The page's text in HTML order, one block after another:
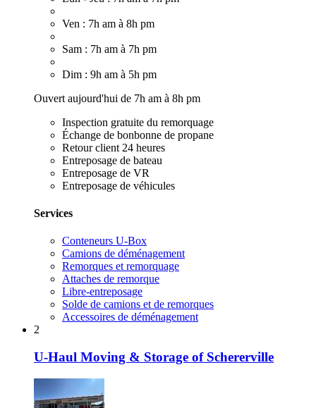
Ven : 7h am à 8h pm
Sam : 7h am à 7h pm
Dim : 9h am à 5h pm
Ouvert aujourd'hui de 7h am à 8h pm
Inspection gratuite du remorquage
Échange de bonbonne de propane
Retour client 24 heures
Entreposage de bateau
Entreposage de VR
Entreposage de véhicules
Services
Conteneurs U-Box
Camions de déménagement
Remorques et remorquage
Attaches de remorque
Libre-entreposage
Solde de camions et de remorques
Accessoires de déménagement
2
U-Haul Moving & Storage of Schererville